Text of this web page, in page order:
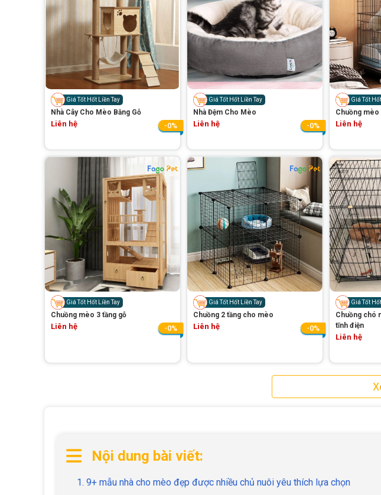
Giá Tốt Hốt Liền Tay
Nhà Cây Cho Mèo Bằng Gỗ
Liên hệ -0%
Giá Tốt Hốt Liền Tay
Nhà Đệm Cho Mèo
Liên hệ -0%
Giá Tốt
Chuồng mèo
Liên hệ
Giá Tốt Hốt Liền Tay
Chuồng mèo 3 tầng gỗ
Liên hệ -0%
Giá Tốt Hốt Liền Tay
Chuồng 2 tầng cho mèo
Liên hệ -0%
Giá Tốt
Chuồng chó
tĩnh điện
Liên hệ
Nội dung bài viết:
1. 9+ mẫu nhà cho mèo đẹp được nhiều chủ nuôi yêu thích lựa chọn